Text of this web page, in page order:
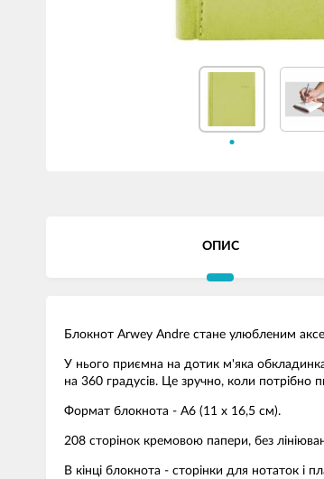
ОПИС
Блокнот Arwey Andre стане улюбленим
У нього приємна на дотик м'яка
на 360 градусів. Це зручно, коли потрібно
Формат блокнота - А6 (11 х 16,5 см).
208 сторінок кремовою папери, без
В кінці блокнота - сторінки для нотаток і